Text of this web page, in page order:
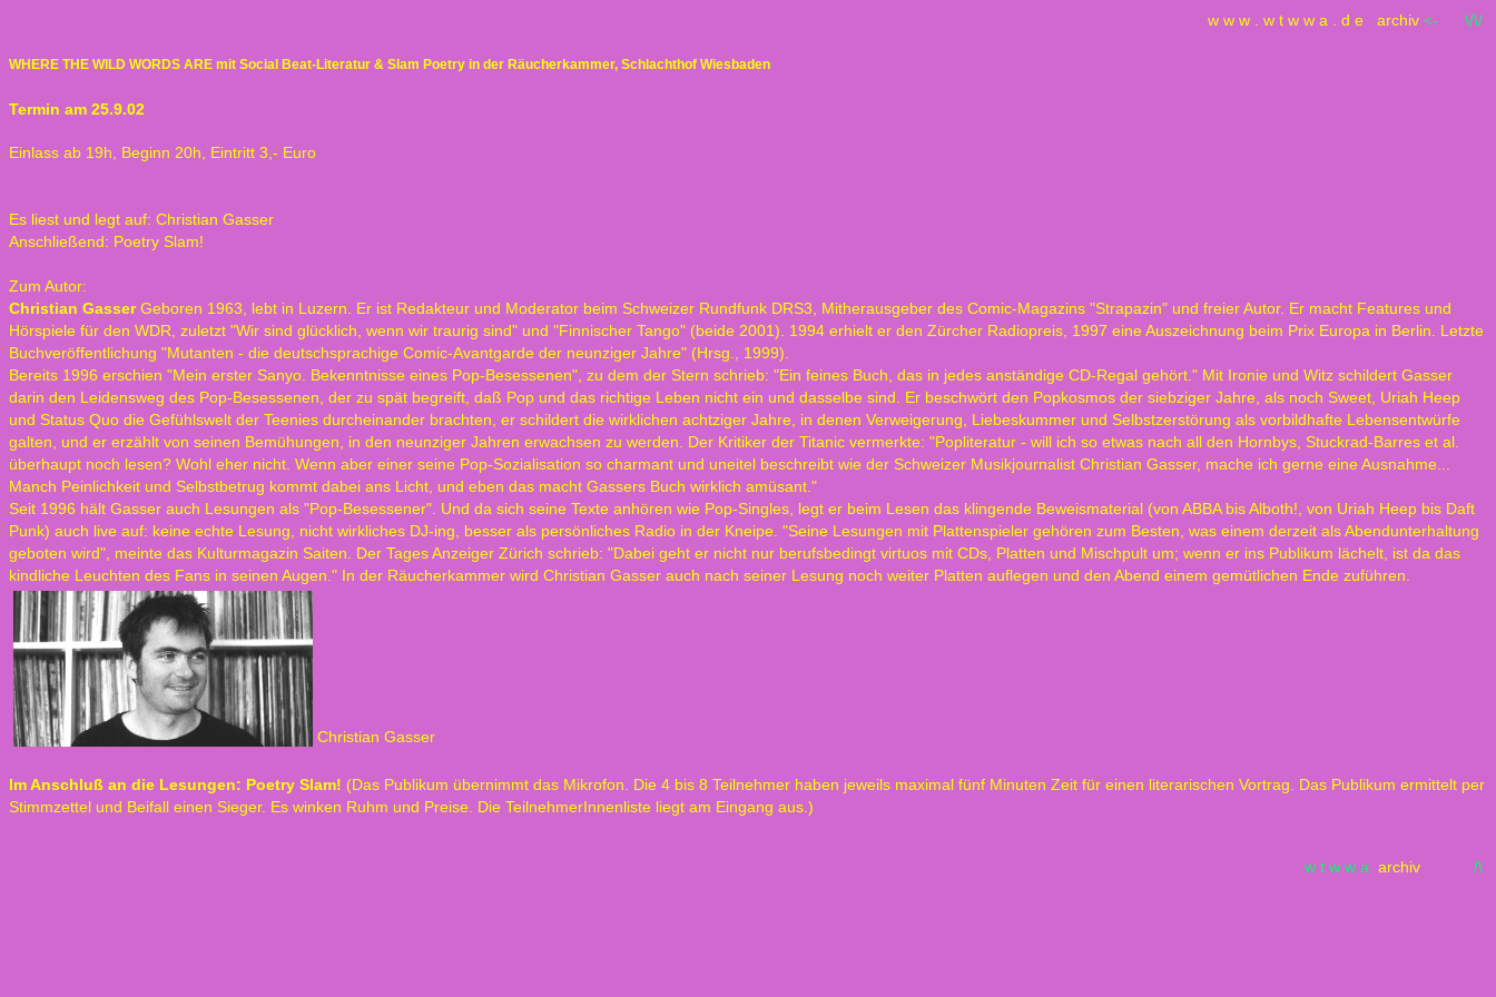
w w w . w t w w a . d e archiv <- \/\/
WHERE THE WILD WORDS ARE mit Social Beat-Literatur & Slam Poetry in der Räucherkammer, Schlachthof Wiesbaden
Termin am 25.9.02
Einlass ab 19h, Beginn 20h, Eintritt 3,- Euro
Es liest und legt auf: Christian Gasser
Anschließend: Poetry Slam!
Zum Autor:
Christian GasserGeboren 1963, lebt in Luzern. Er ist Redakteur und Moderator beim Schweizer Rundfunk DRS3, Mitherausgeber des Comic-Magazins "Strapazin" und freier Autor. Er macht Features und
Hörspiele für den WDR, zuletzt "Wir sind glücklich, wenn wir traurig sind" und "Finnischer Tango" (beide 2001). 1994 erhielt er den Zürcher Radiopreis, 1997 eine Auszeichnung beim Prix Europa in Berlin. Letzte
Buchveröffentlichung "Mutanten - die deutschsprachige Comic-Avantgarde der neunziger Jahre" (Hrsg., 1999).
Bereits 1996 erschien "Mein erster Sanyo. Bekenntnisse eines Pop-Besessenen", zu dem der Stern schrieb: "Ein feines Buch, das in jedes anständige CD-Regal gehört." Mit Ironie und Witz schildert Gasser
darin den Leidensweg des Pop-Besessenen, der zu spät begreift, daß Pop und das richtige Leben nicht ein und dasselbe sind. Er beschwört den Popkosmos der siebziger Jahre, als noch Sweet, Uriah Heep
und Status Quo die Gefühlswelt der Teenies durcheinander brachten, er schildert die wirklichen achtziger Jahre, in denen Verweigerung, Liebeskummer und Selbstzerstörung als vorbildhafte Lebensentwürfe
galten, und er erzählt von seinen Bemühungen, in den neunziger Jahren erwachsen zu werden. Der Kritiker der Titanic vermerkte: "Popliteratur - will ich so etwas nach all den Hornbys, Stuckrad-Barres et al.
überhaupt noch lesen? Wohl eher nicht. Wenn aber einer seine Pop-Sozialisation so charmant und uneitel beschreibt wie der Schweizer Musikjournalist Christian Gasser, mache ich gerne eine Ausnahme...
Manch Peinlichkeit und Selbstbetrug kommt dabei ans Licht, und eben das macht Gassers Buch wirklich amüsant."
Seit 1996 hält Gasser auch Lesungen als "Pop-Besessener". Und da sich seine Texte anhören wie Pop-Singles, legt er beim Lesen das klingende Beweismaterial (von ABBA bis Alboth!, von Uriah Heep bis Daft
Punk) auch live auf: keine echte Lesung, nicht wirkliches DJ-ing, besser als persönliches Radio in der Kneipe. "Seine Lesungen mit Plattenspieler gehören zum Besten, was einem derzeit als Abendunterhaltung
geboten wird", meinte das Kulturmagazin Saiten. Der Tages Anzeiger Zürich schrieb: "Dabei geht er nicht nur berufsbedingt virtuos mit CDs, Platten und Mischpult um; wenn er ins Publikum lächelt, ist da das
kindliche Leuchten des Fans in seinen Augen." In der Räucherkammer wird Christian Gasser auch nach seiner Lesung noch weiter Platten auflegen und den Abend einem gemütlichen Ende zuführen.
Christian Gasser
Im Anschluß an die Lesungen: Poetry Slam! (Das Publikum übernimmt das Mikrofon. Die 4 bis 8 Teilnehmer haben jeweils maximal fünf Minuten Zeit für einen literarischen Vortrag. Das Publikum ermittelt per
Stimmzettel und Beifall einen Sieger. Es winken Ruhm und Preise. Die TeilnehmerInnenliste liegt am Eingang aus. )
w t w w a archiv /\